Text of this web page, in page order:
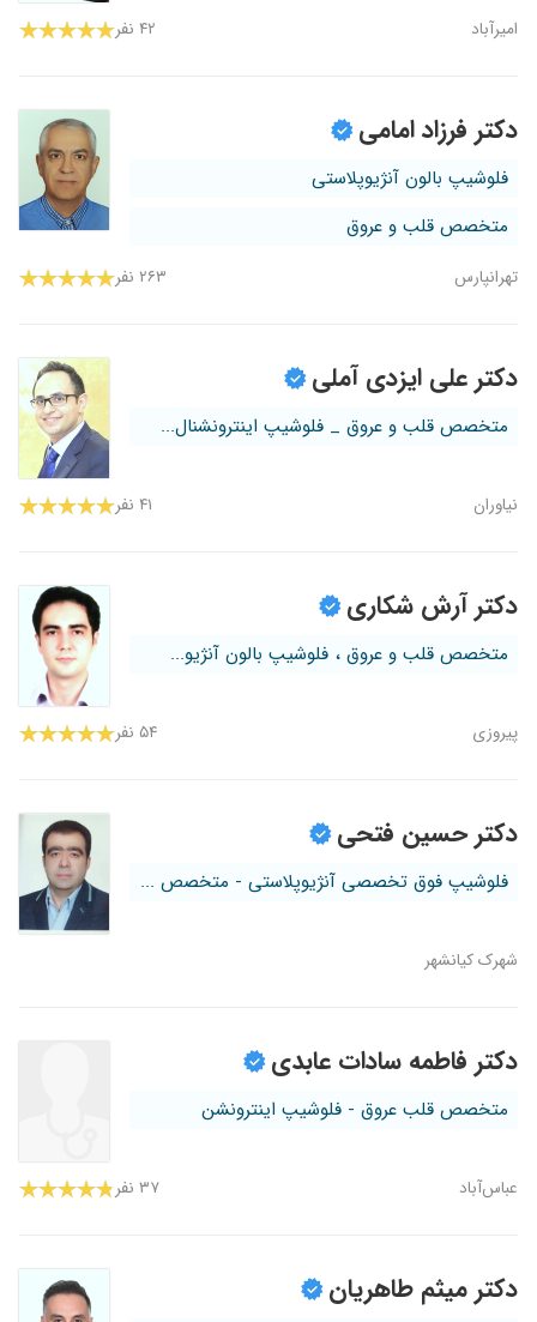
امیرآباد ۴۲ نفر
دکتر فرزاد امامی
فلوشیپ بالون آنژیوپلاستی
متخصص قلب و عروق
تهرانپارس ۲۶۳ نفر
دکتر علی ایزدی آملی
متخصص قلب و عروق _ فلوشیپ اینترونشنال...
نیاوران ۴۱ نفر
دکتر آرش شکاری
متخصص قلب و عروق ، فلوشیپ بالون آنژیو...
پیروزی ۵۴ نفر
دکتر حسین فتحی
فلوشیپ فوق تخصصی آنژیوپلاستی - متخصص ...
شهرک کیانشهر
دکتر فاطمه سادات عابدی
متخصص قلب عروق - فلوشیپ اینترونشن
عباس‌آباد ۳۷ نفر
دکتر میثم طاهریان